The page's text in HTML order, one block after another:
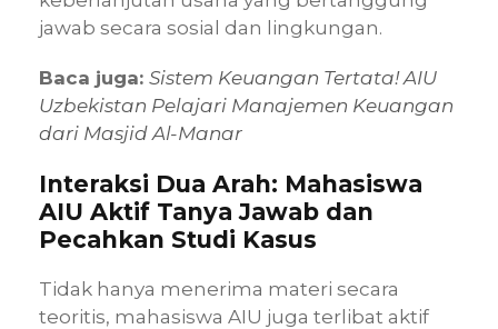
jawab secara sosial dan lingkungan.
Baca juga: Sistem Keuangan Tertata! AIU
Uzbekistan Pelajari Manajemen Keuangan
dari Masjid Al-Manar
Interaksi Dua Arah: Mahasiswa
AIU Aktif Tanya Jawab dan
Pecahkan Studi Kasus
Tidak hanya menerima materi secara
teoritis, mahasiswa AIU juga terlibat aktif